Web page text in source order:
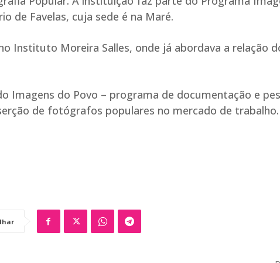
de Favelas, cuja sede é na Maré.
Instituto Moreira Salles, onde já abordava a relação
Imagens do Povo – programa de documentação e
de fotógrafos populares no mercado de trabalho.